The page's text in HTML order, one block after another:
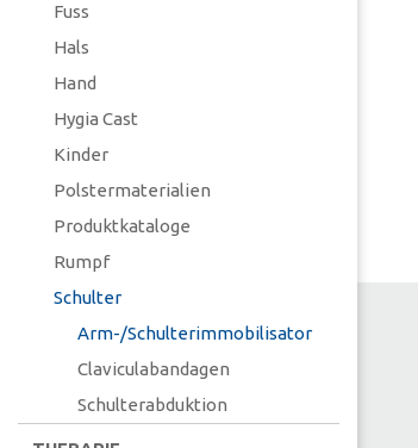
Fuss
Hals
Hand
Hygia Cast
Kinder
Polstermaterialien
Produktkataloge
Rumpf
Schulter
Arm-/Schulterimmobilisator
Claviculabandagen
Schulterabduktion